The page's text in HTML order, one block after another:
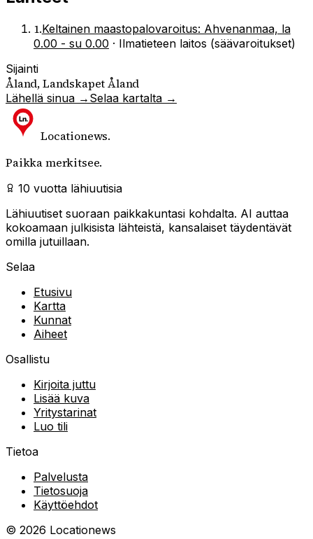
1.Keltainen maastopalovaroitus: Ahvenanmaa, la
0.00 - su 0.00 · Ilmatieteen laitos (säävaroitukset)
Sijainti
Åland, Landskapet Åland
Lähellä sinua → Selaa kartalta →
Locationews.
Paikka merkitsee.
10 vuotta lähiuutisia
Lähiuutiset suoraan paikkakuntasi kohdalta. AI auttaa
kokoamaan julkisista lähteistä, kansalaiset täydentävät
omilla jutuillaan.
Selaa
Etusivu
Kartta
Kunnat
Aiheet
Osallistu
Kirjoita juttu
Lisää kuva
Yritystarinat
Luo tili
Tietoa
Palvelusta
Tietosuoja
Käyttöehdot
© 2026 Locationews